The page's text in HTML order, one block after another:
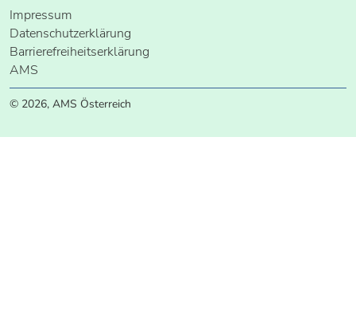
Impressum
Datenschutzerklärung
Barrierefreiheitserklärung
AMS
© 2026, AMS Österreich